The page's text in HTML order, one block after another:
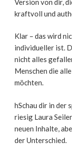
Version von dir,
kraftvoll und
Klar – das wird
individueller ist.
nicht alles
Menschen die
möchten.
hSchau dir in der
riesig Laura
neuen Inhalte,
der Unterschied.